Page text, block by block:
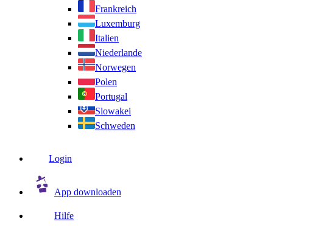
Frankreich
Luxemburg
Italien
Niederlande
Norwegen
Polen
Portugal
Slowakei
Schweden
Login
App downloaden
Hilfe